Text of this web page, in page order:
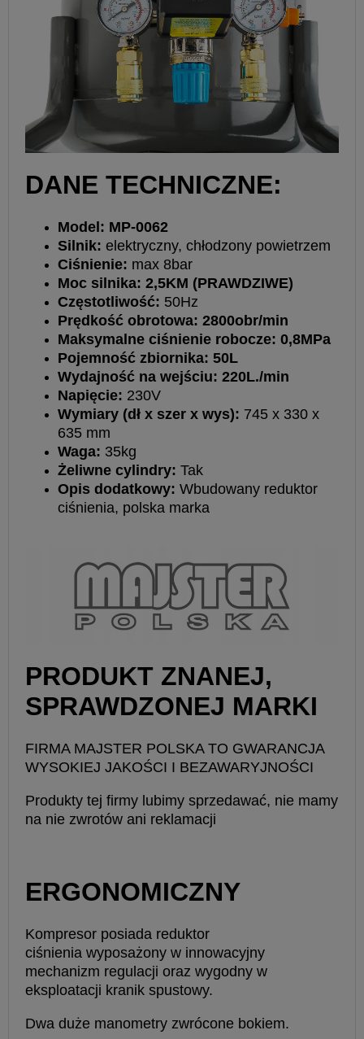
DANE TECHNICZNE:
Model: MP-0062
Silnik: elektryczny, chłodzony powietrzem
Ciśnienie: max 8bar
Moc silnika: 2,5KM (PRAWDZIWE)
Częstotliwość: 50Hz
Prędkość obrotowa: 2800obr/min
Maksymalne ciśnienie robocze: 0,8MPa
Pojemność zbiornika: 50L
Wydajność na wejściu: 220L./min
Napięcie: 230V
Wymiary (dł x szer x wys): 745 x 330 x
635 mm
Waga: 35kg
Żeliwne cylindry: Tak
Opis dodatkowy: Wbudowany reduktor
ciśnienia, polska marka
PRODUKT ZNANEJ,
SPRAWDZONEJ MARKI
FIRMA MAJSTER POLSKA TO GWARANCJA
WYSOKIEJ JAKOŚCI I BEZAWARYJNOŚCI
Produkty tej firmy lubimy sprzedawać, nie mamy
na nie zwrotów ani reklamacji
ERGONOMICZNY
Kompresor posiada reduktor
ciśnienia wyposażony w innowacyjny
mechanizm regulacji oraz wygodny w
eksploatacji kranik spustowy.
Dwa duże manometry zwrócone bokiem.